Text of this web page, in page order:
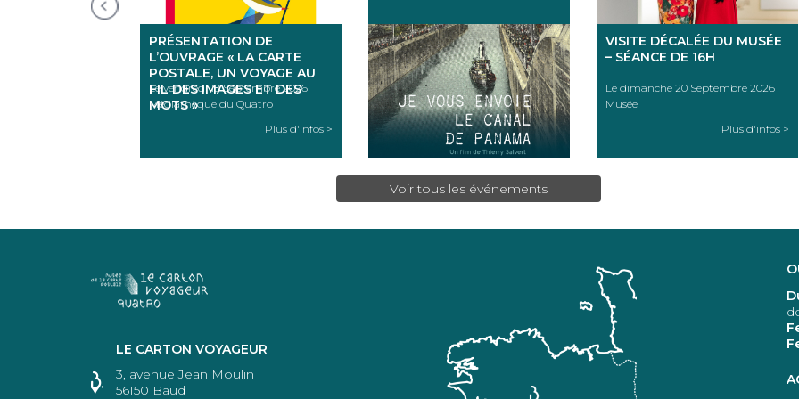
PRÉSENTATION DE
L’OUVRAGE « LA CARTE
POSTALE, UN VOYAGE AU
FIL DES IMAGES ET DES
MOTS »
Le vendredi 18 Septembre 2026
Médiathèque du Quatro
Plus d'infos >
VISITE DÉCALÉE DU MUSÉE
– SÉANCE DE 16H
Le dimanche 20 Septembre 2026
Musée
Plus d'infos >
Voir tous les événements
LE CARTON VOYAGEUR
3, avenue Jean Moulin
56150 Baud